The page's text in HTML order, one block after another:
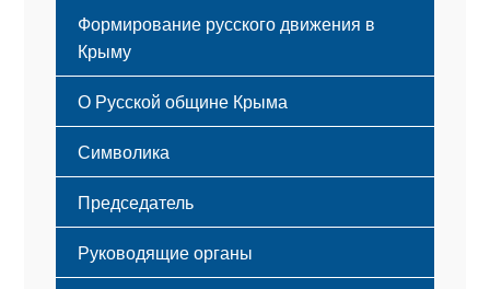
Формирование русского движения в
Крыму
Русский Крым
О Русской общине Крыма
Этапы становления
Принципы деятельности
Структура
Мероприятия
Символика
Флаг
Герб
Гимн
Председатель
Руководящие органы